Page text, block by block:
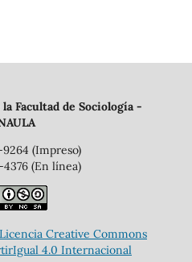
Facultad de Sociología -
(Impreso)
4376 (En línea)
Licencia Creative Commons
4.0 Internacional